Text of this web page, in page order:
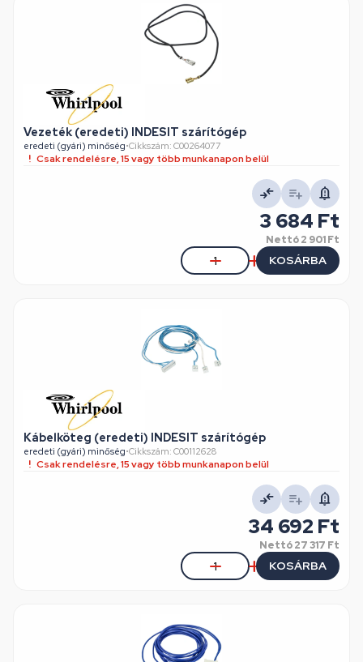
Vezeték (eredeti) INDESIT szárítógép
eredeti (gyári) minőség•Cikkszám: C00264077
Csak rendelésre, 15 vagy több munkanapon belül
3 684 Ft
Nettó2 901 Ft
KOSÁRBA
Kábelköteg (eredeti) INDESIT szárítógép
eredeti (gyári) minőség•Cikkszám: C00112628
Csak rendelésre, 15 vagy több munkanapon belül
34 692 Ft
Nettó27 317 Ft
KOSÁRBA